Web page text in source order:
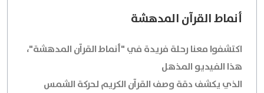
أنماط القرآن المدهشة
اكتشفوا معنا رحلة فريدة في"أنماط القرآن المدهشة"،
هذا الفيديو المذهل
الذي يكشف دقة وصف القرآن الكريم لحركة الشمس